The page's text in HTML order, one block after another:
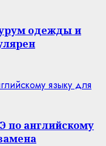
одежды и
языку для
по английскому